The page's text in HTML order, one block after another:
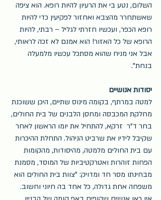
השלום, נטע בי את הרעיון להיות רופא. הוא ציפה
שאשתחרר מהצבא ואחזור לפקיעין כדי להיות
רופא הכפר, ועכשיו חזרתי לגליל – רבתי, להיות
הרופא של כל האזור! הוא אמנם לא זכה לראותי,
אבל אני מניח שהוא מסתכל עכשיו מלמעלה
בנחת".
יסודות אנושיים
למטה במרתף, בקומה מינוס שתיים, היכן ששוכנת
מחלקת המכבסה ומחסן הלבנים של בית החולים,
בחר ד"ר  זרקא, להתחיל את יומו הראשון לאחר
שקיבל לידיו את שרביט הניהול. התחלת ההיכרות
עם בית החולים מלמטה, מהיסודות, מהקומות
הפחות זוהרות ואטרקטיביות של המוסד, מסמנת
מבחינתו מסר חד ומדויק: "צוות בית החולים הוא
משפחה אחת גדולה, כל אחד בה חיוני וחשוב.